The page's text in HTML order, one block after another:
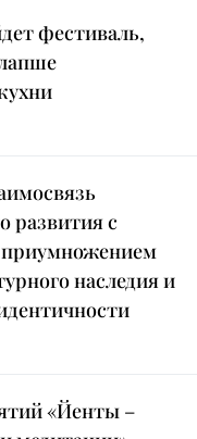
фестиваль,
развития с
приумножением
наследия и
«Йенты –